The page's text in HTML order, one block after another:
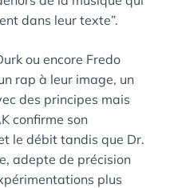
dans leur texte”.
ou encore Fredo
rap à leur image, un
des principes mais
confirme son
le débit tandis que Dr.
adepte de précision
plus